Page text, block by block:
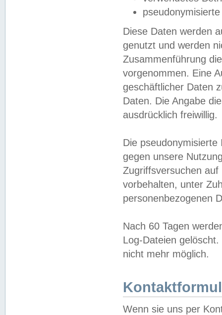
Diese Daten werden
genutzt und werden
Zusammenführung
vorgenommen. Eine
geschäftlicher Daten
Daten. Die Angabe
ausdrücklich freiwillig.
Die
gegen unsere
Zugriffsversuchen
vorbehalten, unter
personenbezogenen
Nach 60 Tagen
Log-Dateien
nicht mehr möglich.
Wenn sie uns per